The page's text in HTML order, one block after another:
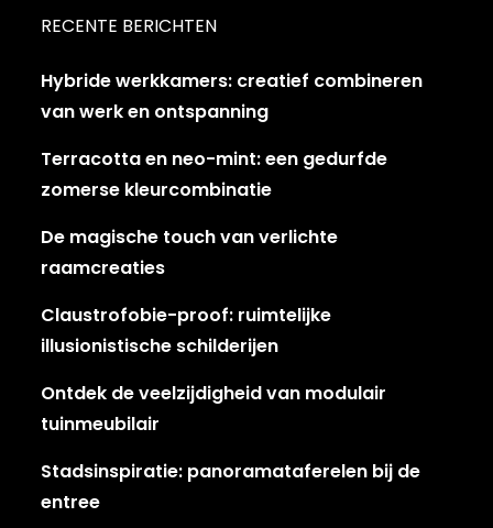
RECENTE BERICHTEN
Hybride werkkamers: creatief combineren
van werk en ontspanning
Terracotta en neo-mint: een gedurfde
zomerse kleurcombinatie
De magische touch van verlichte
raamcreaties
Claustrofobie-proof: ruimtelijke
illusionistische schilderijen
Ontdek de veelzijdigheid van modulair
tuinmeubilair
Stadsinspiratie: panoramataferelen bij de
entree